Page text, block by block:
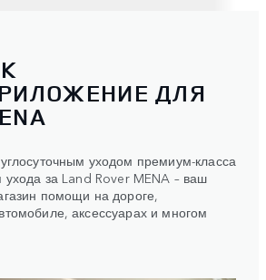
ДЛЯ
уходом премиум-класса
за Land Rover MENA – ваш
помощи на дороге,
аксессуарах и многом